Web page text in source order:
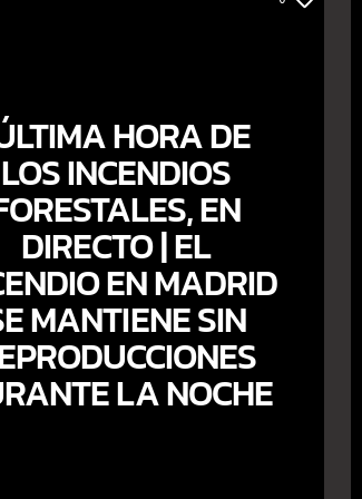
HORA DE
LOS INCENDIOS
EN
DIRECTO | EL
EN MADRID
MANTIENE SIN
LA NOCHE